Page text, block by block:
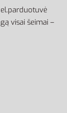
visai šeimai –